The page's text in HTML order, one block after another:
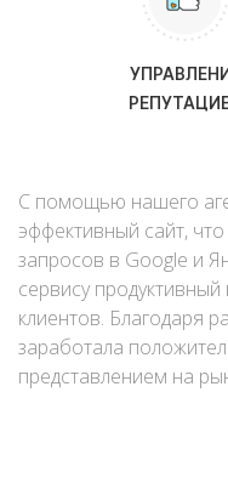
С помощью нашего
эффективный сайт,
запросов в Google и
сервису
клиентов. Благодаря
заработала
представлением на